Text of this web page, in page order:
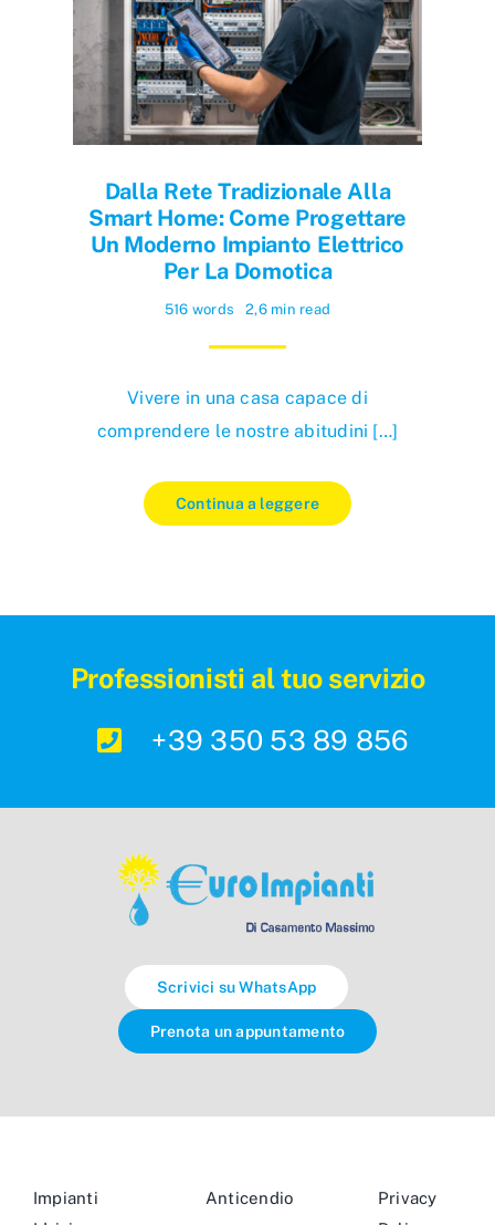
Dalla Rete Tradizionale Alla
Smart Home: Come Progettare
Un Moderno Impianto Elettrico
Per La Domotica
516 words 2,6 min read
Vivere in una casa capace di
comprendere le nostre abitudini […]
Continua a leggere
Professionisti al tuo servizio
+39 350 53 89 856
Scrivici su WhatsApp
Prenota un appuntamento
Impianti
Anticendio
Privacy